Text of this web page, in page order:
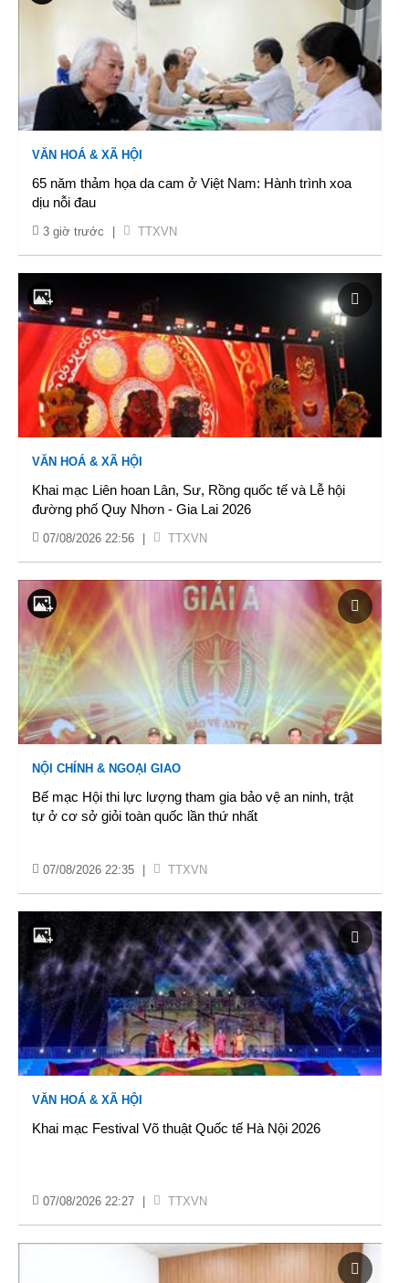
VĂN HOÁ & XÃ HỘI
65 năm thảm họa da cam ở Việt Nam: Hành trình xoa
dịu nỗi đau
3 giờ trước TTXVN
VĂN HOÁ & XÃ HỘI
Khai mạc Liên hoan Lân, Sư, Rồng quốc tế và Lễ hội
đường phố Quy Nhơn - Gia Lai 2026
07/08/2026 22:56 TTXVN
NỘI CHÍNH & NGOẠI GIAO
Bế mạc Hội thi lực lượng tham gia bảo vệ an ninh, trật
tự ở cơ sở giỏi toàn quốc lần thứ nhất
07/08/2026 22:35 TTXVN
VĂN HOÁ & XÃ HỘI
Khai mạc Festival Võ thuật Quốc tế Hà Nội 2026
07/08/2026 22:27 TTXVN